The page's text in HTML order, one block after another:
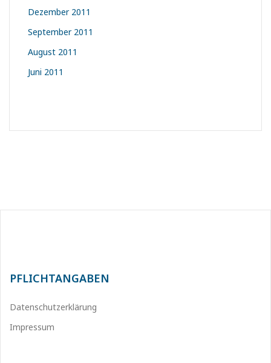
Dezember 2011
September 2011
August 2011
Juni 2011
PFLICHTANGABEN
Datenschutzerklärung
Impressum